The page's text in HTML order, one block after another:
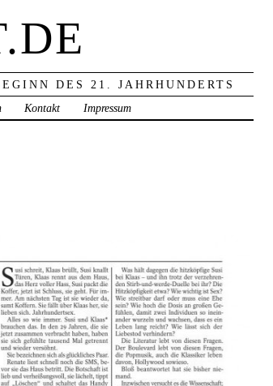
DES 21. JAHRHUNDERTS
Kontakt Impressum